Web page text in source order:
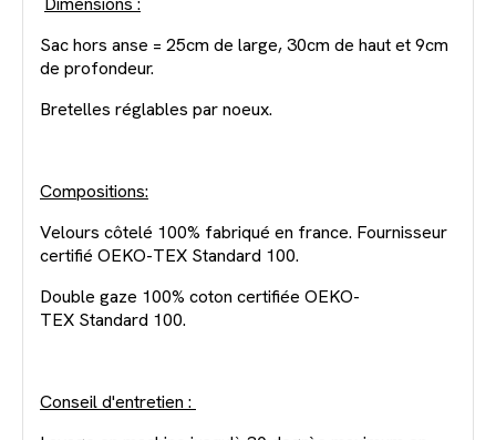
Sac hors anse = 25cm de large, 30cm de haut et 9cm
de profondeur.
Bretelles réglables par noeux.
Compositions:
Velours côtelé 100% fabriqué en france. Fournisseur
certifié OEKO-TEX Standard 100.
Double gaze 100% coton certifiée OEKO-
TEX Standard 100.
Conseil d'entretien :